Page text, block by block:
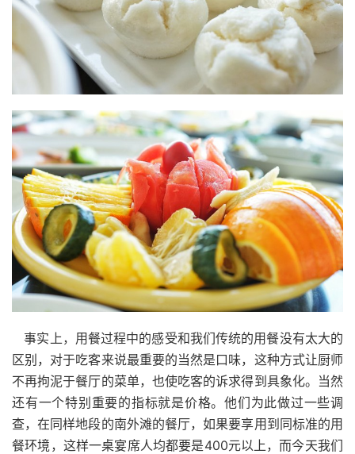
事实上，用餐过程中的感受和我们传统的用餐没有太大的
区别，对于吃客来说最重要的当然是口味，这种方式让厨师
不再拘泥于餐厅的菜单，也使吃客的诉求得到具象化。当然
还有一个特别重要的指标就是价格。他们为此做过一些调
查，在同样地段的南外滩的餐厅，如果要享用到同标准的用
餐环境，这样一桌宴席人均都要是400元以上，而今天我们